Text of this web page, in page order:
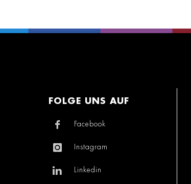
FOLGE UNS AUF
Facebook
Instagram
Linkedin